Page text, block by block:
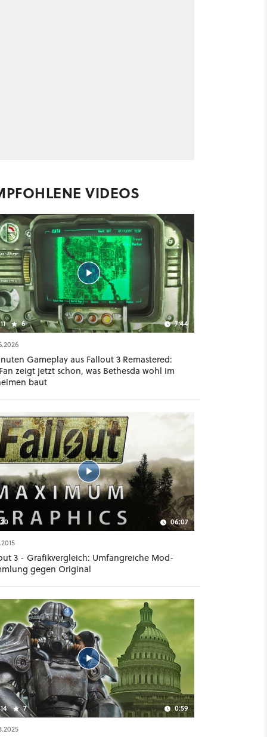
VIDEOS
6 7:44
Gameplay aus Fallout 3 Remastered:
zeigt jetzt schon, was Bethesda wohl im
baut
06:07
3 - Grafikvergleich: Umfangreiche Mod-
gegen Original
7 0:59